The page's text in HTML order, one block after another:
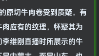
原切牛肉卷受到质疑，有
应有的纹理，怀疑其为
维刚直播时所展示的牛